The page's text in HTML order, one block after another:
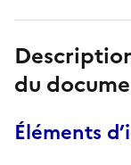
du
Éléments